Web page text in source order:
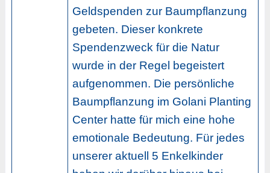
Geldspenden zur Baumpflanzung
gebeten. Dieser konkrete
Spendenzweck für die Natur
wurde in der Regel begeistert
aufgenommen. Die persönliche
Baumpflanzung im Golani Planting
Center hatte für mich eine hohe
emotionale Bedeutung. Für jedes
unserer aktuell 5 Enkelkinder